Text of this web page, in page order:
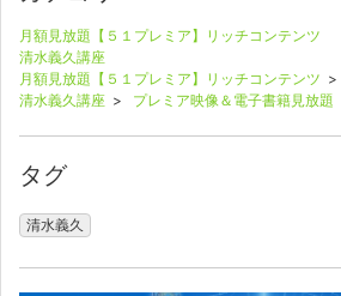
月額見放題【５１プレミア】リッチコンテンツ
清水義久講座
月額見放題【５１プレミア】リッチコンテンツ >
清水義久講座 > プレミア映像＆電子書籍見放題
タグ
清水義久